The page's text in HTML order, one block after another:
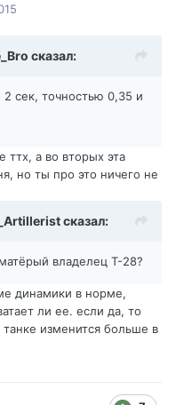
сказал:
сек, точностью 0,35 и
ттх, а во вторых эта
но ты про это ничего не
сказал:
владелец Т-28?
динамики в норме,
ли ее. если да, то
изменится больше в